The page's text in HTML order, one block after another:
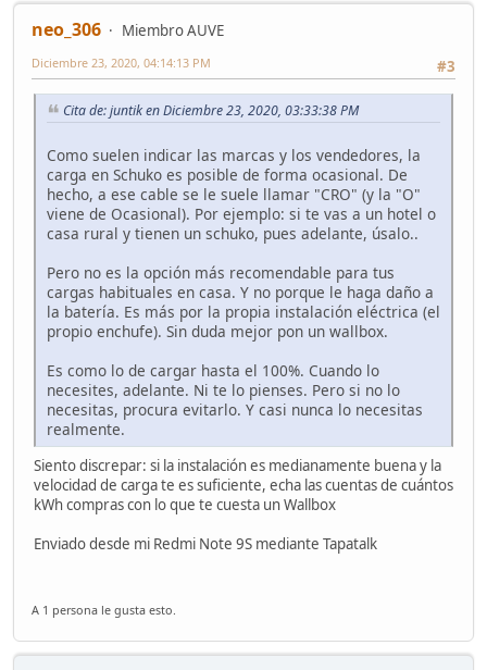
neo_306
Miembro AUVE
#3
Diciembre 23, 2020, 04:14:13 PM
Cita de: juntik en Diciembre 23, 2020, 03:33:38 PM
Como suelen indicar las marcas y los vendedores, la
carga en Schuko es posible de forma ocasional. De
hecho, a ese cable se le suele llamar "CRO" (y la "O"
viene de Ocasional). Por ejemplo: si te vas a un hotel o
casa rural y tienen un schuko, pues adelante, úsalo..
Pero no es la opción más recomendable para tus
cargas habituales en casa. Y no porque le haga daño a
la batería. Es más por la propia instalación eléctrica (el
propio enchufe). Sin duda mejor pon un wallbox.
Es como lo de cargar hasta el 100%. Cuando lo
necesites, adelante. Ni te lo pienses. Pero si no lo
necesitas, procura evitarlo. Y casi nunca lo necesitas
realmente.
Siento discrepar: si la instalación es medianamente buena y la
velocidad de carga te es suficiente, echa las cuentas de cuántos
kWh compras con lo que te cuesta un Wallbox
Enviado desde mi Redmi Note 9S mediante Tapatalk
A 1 persona le gusta esto.